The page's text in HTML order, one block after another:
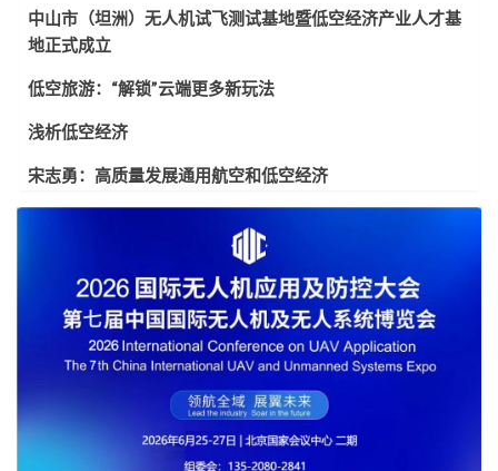
中山市（坦洲）无人机试飞测试基地暨低空经济产业人才基
地正式成立
低空旅游：“解锁”云端更多新玩法
浅析低空经济
宋志勇：高质量发展通用航空和低空经济